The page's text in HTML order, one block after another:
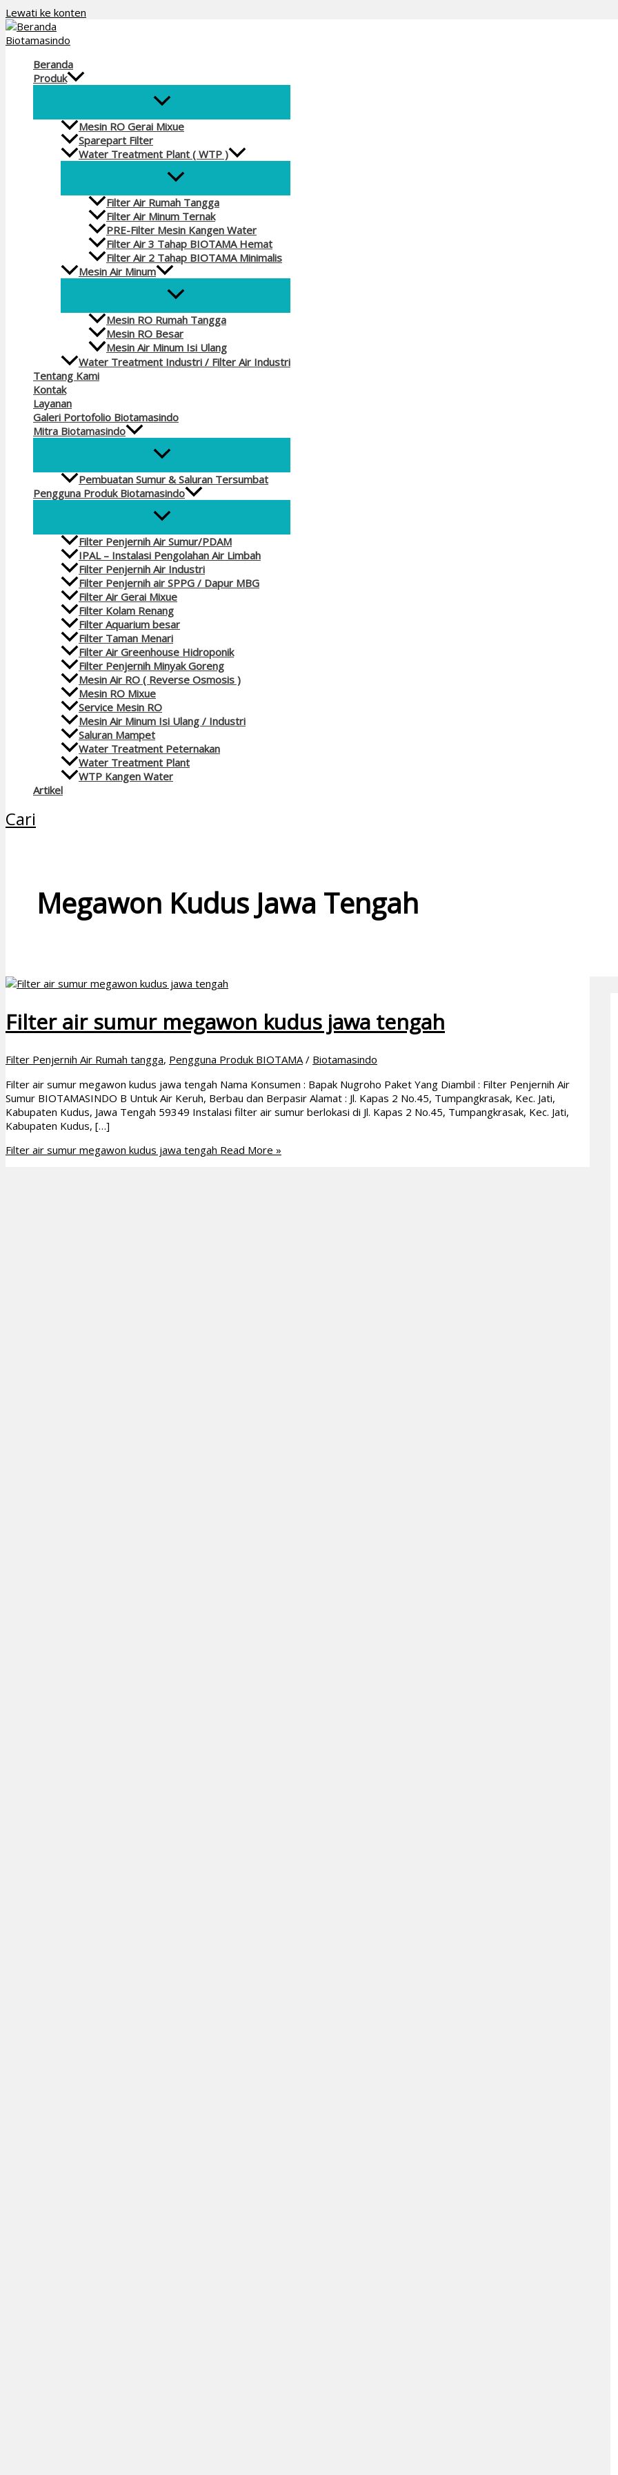
Lewati ke konten
Beranda
Produk
Mesin RO Gerai Mixue
Sparepart Filter
Water Treatment Plant ( WTP )
Filter Air Rumah Tangga
Filter Air Minum Ternak
PRE-Filter Mesin Kangen Water
Filter Air 3 Tahap BIOTAMA Hemat
Filter Air 2 Tahap BIOTAMA Minimalis
Mesin Air Minum
Mesin RO Rumah Tangga
Mesin RO Besar
Mesin Air Minum Isi Ulang
Water Treatment Industri / Filter Air Industri
Tentang Kami
Kontak
Layanan
Galeri Portofolio Biotamasindo
Mitra Biotamasindo
Pembuatan Sumur & Saluran Tersumbat
Pengguna Produk Biotamasindo
Filter Penjernih Air Sumur/PDAM
IPAL – Instalasi Pengolahan Air Limbah
Filter Penjernih Air Industri
Filter Penjernih air SPPG / Dapur MBG
Filter Air Gerai Mixue
Filter Kolam Renang
Filter Aquarium besar
Filter Taman Menari
Filter Air Greenhouse Hidroponik
Filter Penjernih Minyak Goreng
Mesin Air RO ( Reverse Osmosis )
Mesin RO Mixue
Service Mesin RO
Mesin Air Minum Isi Ulang / Industri
Saluran Mampet
Water Treatment Peternakan
Water Treatment Plant
WTP Kangen Water
Artikel
Cari
Megawon Kudus Jawa Tengah
Filter air sumur megawon kudus jawa tengah
Filter Penjernih Air Rumah tangga, Pengguna Produk BIOTAMA/ Biotamasindo
Filter air sumur megawon kudus jawa tengah Nama Konsumen : Bapak Nugroho Paket Yang Diambil : Filter Penjernih Air
Sumur BIOTAMASINDO B Untuk Air Keruh, Berbau dan Berpasir Alamat : Jl. Kapas 2 No.45, Tumpangkrasak, Kec. Jati,
Kabupaten Kudus, Jawa Tengah 59349 Instalasi filter air sumur berlokasi di Jl. Kapas 2 No.45, Tumpangkrasak, Kec. Jati,
Kabupaten Kudus, […]
Filter air sumur megawon kudus jawa tengah Read More »